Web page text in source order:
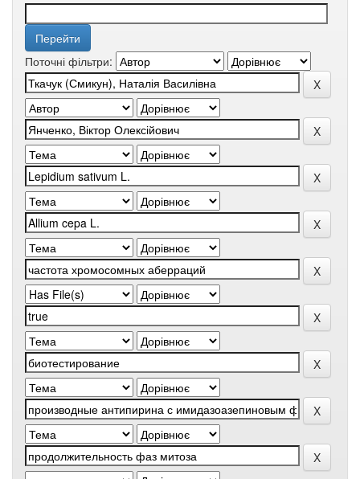
Поточні фільтри: